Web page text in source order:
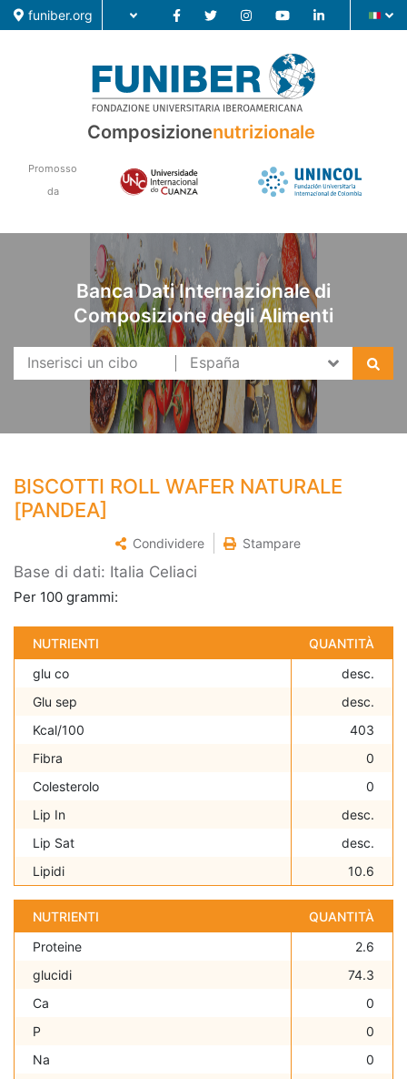
funiber.org
Composizione nutrizionale
Ricerca
Composizionenutrizionale
Promosso
da
Banca Dati Internazionale di
Composizione degli Alimenti
BISCOTTI ROLL WAFER NATURALE
[PANDEA]
Condividere Stampare
Base di dati: Italia Celiaci
Per 100 grammi:
NUTRIENTI
QUANTITÀ
glu co
desc.
Glu sep
desc.
Kcal/100
403
Fibra
0
Colesterolo
0
Lip In
desc.
Lip Sat
desc.
Lipidi
10.6
NUTRIENTI
QUANTITÀ
Proteine
2.6
glucidi
74.3
Ca
0
P
0
Na
0